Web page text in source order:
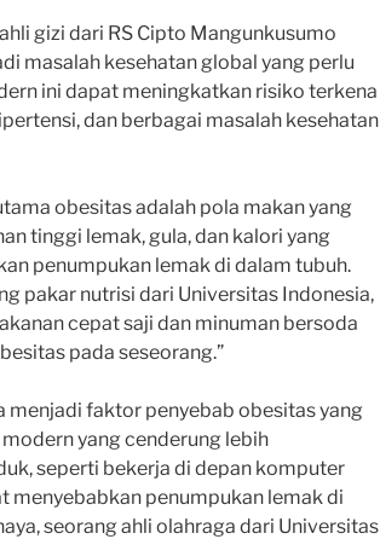
gizi dari RS Cipto Mangunkusumo
masalah kesehatan global yang perlu
ini dapat meningkatkan risiko terkena
dan berbagai masalah kesehatan
obesitas adalah pola makan yang
tinggi lemak, gula, dan kalori yang
penumpukan lemak di dalam tubuh.
pakar nutrisi dari Universitas Indonesia,
cepat saji dan minuman bersoda
pada seseorang.”
menjadi faktor penyebab obesitas yang
yang cenderung lebih
seperti bekerja di depan komputer
menyebabkan penumpukan lemak di
seorang ahli olahraga dari Universitas